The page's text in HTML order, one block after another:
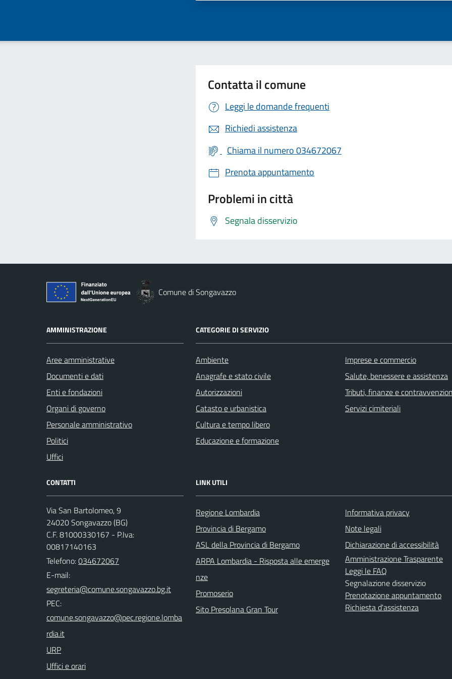
Contatta il comune
Leggi le domande frequenti
Richiedi assistenza
Chiama il numero 034672067
Prenota appuntamento
Problemi in città
Segnala disservizio
Comune di Songavazzo
AMMINISTRAZIONE
Aree amministrative
Documenti e dati
Enti e fondazioni
Organi di governo
Personale amministrativo
Politici
Uffici
CATEGORIE DI SERVIZIO
Ambiente
Anagrafe e stato civile
Autorizzazioni
Catasto e urbanistica
Cultura e tempo libero
Educazione e formazione
Imprese e commercio
Salute, benessere e assistenza
Tributi, finanze e
Servizi cimiteriali
CONTATTI
Via San Bartolomeo, 9
24020 Songavazzo (BG)
C.F. 81000330167 - P.Iva:
00817140163
Telefono:034672067
E-mail:
PEC:
URP
Uffici e orari
LINK UTILI
Regione Lombardia
Provincia di Bergamo
ASL della Provincia di Bergamo
ARPA Lombardia - Risposta alle emerge
nze
Promoserio
Sito Presolana Gran Tour
Informativa privacy
Note legali
Dichiarazione di accessibilità
Amministrazione Trasparente
Leggi le FAQ
Segnalazione disservizio
Prenotazione appuntamento
Richiesta d'assistenza